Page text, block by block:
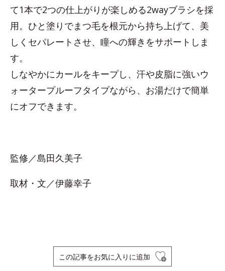
て1本で2つの仕上がりが楽しめる2wayブラシを採
用。ひと塗りでまつ毛を根元から持ち上げて、美
しくセパレートさせ、瞳への輝きをサポートしま
す。
しなやかにカールをキープし、汗や皮脂に強いウ
ォータープルーフタイプながら、お湯だけで簡単
にオフできます。
監修／島田久美子
取材・文／伊藤幸子
この記事をお気に入りに追加